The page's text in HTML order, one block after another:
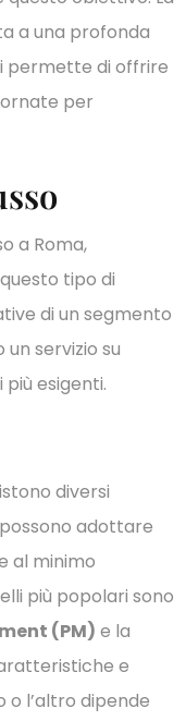
a una profonda
permette di offrire
per
a Roma,
tipo di
di un segmento
servizio su
esigenti.
diversi
adottare
al minimo
più popolari sono
(PM) e la
e
o l’altro dipende